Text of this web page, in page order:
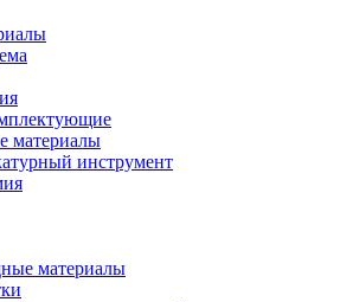
материалы
инструмент
материалы